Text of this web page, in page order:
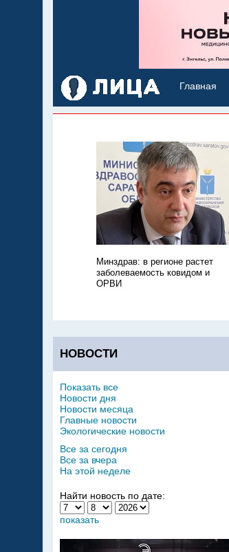
Главная
Минздрав: в регионе растет
заболеваемость ковидом и
ОРВИ
НОВОСТИ
Показать все
Новости дня
Новости месяца
Главные новости
Экологические новости
Все за сегодня
Все за вчера
На этой неделе
Найти новость по дате:
показать